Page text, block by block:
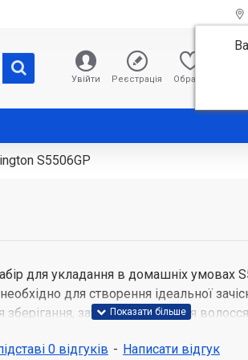
Увійти Реєстрація Обране
S5506GP
для укладання в домашніх умовах
для створення ідеальної
затискачі, щітка для
випрямляча з удосконаленою
0 відгуків - Написати відгук